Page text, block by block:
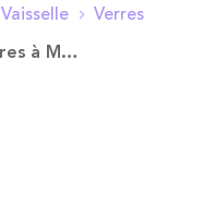
Vaisselle Verres
Lot de 15 verres à Martini 24 cl